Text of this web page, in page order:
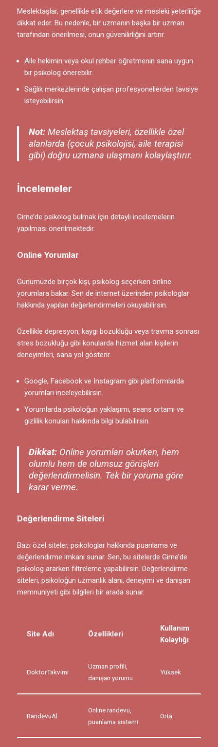
Meslektaşlar, genellikle etik değerlere ve mesleki yeterliliğe
dikkat eder. Bu nedenle, bir uzmanın başka bir uzman
tarafından önerilmesi, onun güvenilirliğini artırır.
Aile hekimin veya okul rehber öğretmenin sana uygun
bir psikolog önerebilir.
Sağlık merkezlerinde çalışan profesyonellerden tavsiye
isteyebilirsin.
Not: Meslektaş tavsiyeleri, özellikle özel
alanlarda (çocuk psikolojisi, aile terapisi
gibi) doğru uzmana ulaşmanı kolaylaştırır.
İncelemeler
Girne’de psikolog bulmak için detaylı incelemelerin
yapılması önerilmektedir.
Online Yorumlar
Günümüzde birçok kişi, psikolog seçerken online
yorumlara bakar. Sen de internet üzerinden psikologlar
hakkında yapılan değerlendirmeleri okuyabilirsin.
Özellikle depresyon, kaygı bozukluğu veya travma sonrası
stres bozukluğu gibi konularda hizmet alan kişilerin
deneyimleri, sana yol gösterir.
Google, Facebook ve Instagram gibi platformlarda
yorumları inceleyebilirsin.
Yorumlarda psikoloğun yaklaşımı, seans ortamı ve
gizlilik konuları hakkında bilgi bulabilirsin.
Dikkat: Online yorumları okurken, hem
olumlu hem de olumsuz görüşleri
değerlendirmelisin. Tek bir yoruma göre
karar verme.
Değerlendirme Siteleri
Bazı özel siteler, psikologlar hakkında puanlama ve
değerlendirme imkanı sunar. Sen, bu sitelerde Girne’de
psikolog ararken filtreleme yapabilirsin. Değerlendirme
siteleri, psikoloğun uzmanlık alanı, deneyimi ve danışan
memnuniyeti gibi bilgileri bir arada sunar.
Site Adı Özellikleri
Kullanım
Kolaylığı
DoktorTakvimi
Uzman profili,
danışan yorumu
Yüksek
RandevuAl
Online randevu,
puanlama sistemi
Orta